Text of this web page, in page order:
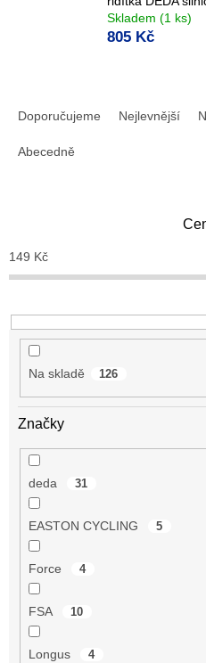
Skladem (1 ks)
805 Kč
o
d
k
t
Doporučujeme Nejlevnější
Abecedně
149 Kč
Na skladě 126
Značky
deda 31
EASTON CYCLING 5
Force 4
FSA 10
Longus 4